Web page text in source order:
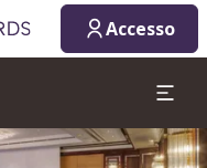
Accesso